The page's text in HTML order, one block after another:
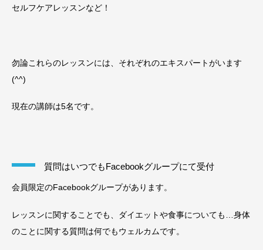
セルフケアレッスンなど！
勿論これらのレッスンには、それぞれのエキスパートがいます
(^^)
現在の講師は5名です。
質問はいつでもFacebookグループにて受付
会員限定のFacebookグループがあります。
レッスンに関することでも、ダイエットや食事についても…身体
のことに関する質問は何でもウェルカムです。